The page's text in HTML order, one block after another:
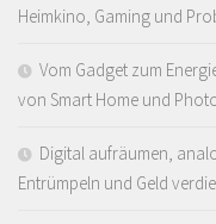
Heimkino, Gaming und
Vom Gadget zum
von Smart Home und
Digital aufräumen,
Entrümpeln und Geld